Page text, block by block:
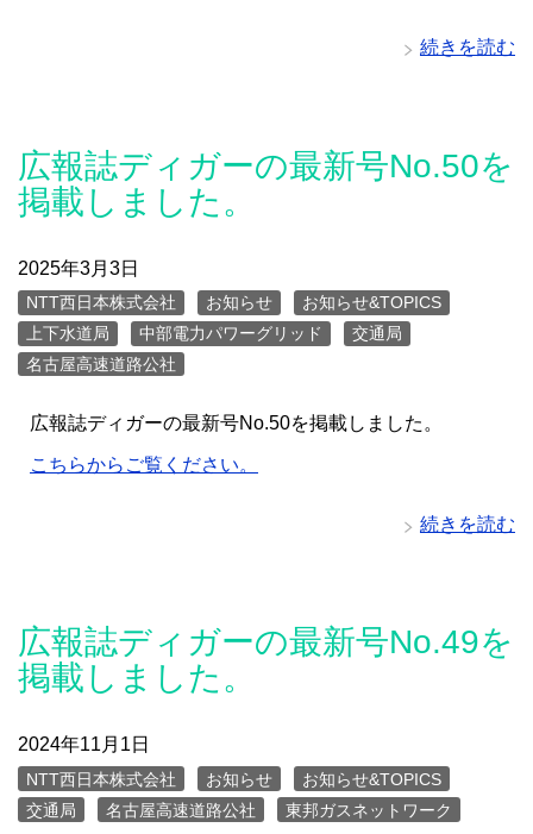
続きを読む
広報誌ディガーの最新号No.50を
掲載しました。
2025年3月3日
NTT西日本株式会社 お知らせ
お知らせ&TOPICS
上下水道局
中部電力パワーグリッド
交通局
名古屋高速道路公社
広報誌ディガーの最新号No.50を掲載しました。
こちらからご覧ください。
続きを読む
広報誌ディガーの最新号No.49を
掲載しました。
2024年11月1日
NTT西日本株式会社 お知らせ
お知らせ&TOPICS
交通局
名古屋高速道路公社 東邦ガスネットワーク